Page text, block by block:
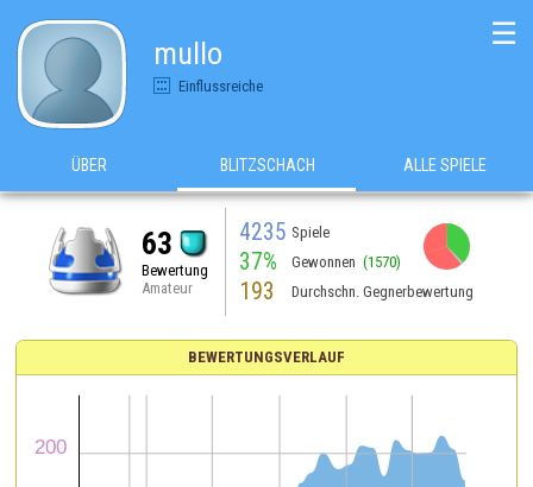
mullo
Einflussreiche
☰
ÜBER BLITZSCHACH ALLE SPIELE
63
Bewertung
Amateur
4235 Spiele
37% Gewonnen (1570)
193 Durchschn. Gegnerbewertung
BEWERTUNGSVERLAUF